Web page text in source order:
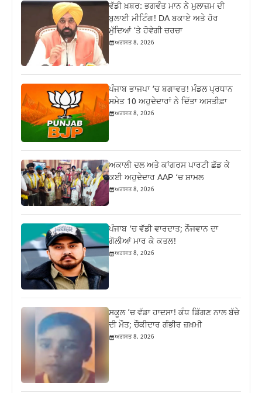
ਵੱਡੀ ਖ਼ਬਰ: ਭਗਵੰਤ ਮਾਨ ਨੇ ਮੁਲਾਜ਼ਮ ਦੀ
ਬੁਲਾਈ ਮੀਟਿੰਗ! DA ਬਕਾਏ ਅਤੇ ਹੋਰ
ਮੁੱਦਿਆਂ ‘ਤੇ ਹੋਵੇਗੀ ਚਰਚਾ
ਅਗਸਤ 8, 2026
ਪੰਜਾਬ ਭਾਜਪਾ ‘ਚ ਬਗਾਵਤ! ਮੰਡਲ ਪ੍ਰਧਾਨ
ਸਮੇਤ 10 ਅਹੁਦੇਦਾਰਾਂ ਨੇ ਦਿੱਤਾ ਅਸਤੀਫ਼ਾ
ਅਗਸਤ 8, 2026
ਅਕਾਲੀ ਦਲ ਅਤੇ ਕਾਂਗਰਸ ਪਾਰਟੀ ਛੱਡ ਕੇ
ਕਈ ਅਹੁਦੇਦਾਰ AAP ‘ਚ ਸ਼ਾਮਲ
ਅਗਸਤ 8, 2026
ਪੰਜਾਬ ‘ਚ ਵੱਡੀ ਵਾਰਦਾਤ; ਨੌਜਵਾਨ ਦਾ
ਗੋਲੀਆਂ ਮਾਰ ਕੇ ਕਤਲ!
ਅਗਸਤ 8, 2026
ਸਕੂਲ ’ਚ ਵੱਡਾ ਹਾਦਸਾ! ਕੰਧ ਡਿੱਗਣ ਨਾਲ ਬੱਚੇ
ਦੀ ਮੌਤ; ਚੌਕੀਦਾਰ ਗੰਭੀਰ ਜ਼ਖ਼ਮੀ
ਅਗਸਤ 8, 2026